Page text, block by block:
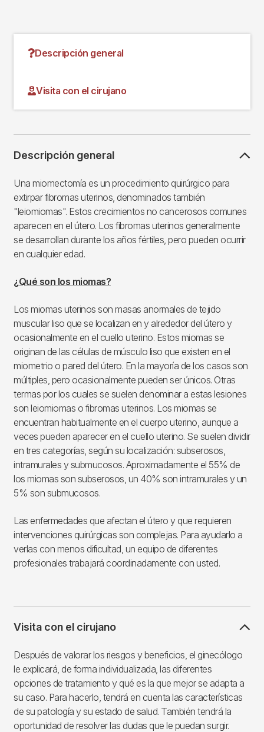
Descripción general
Visita con el cirujano
Descripción general
Una miomectomía es un procedimiento quirúrgico para
extirpar fibromas uterinos, denominados también
"leiomiomas". Estos crecimientos no cancerosos comunes
aparecen en el útero. Los fibromas uterinos generalmente
se desarrollan durante los años fértiles, pero pueden ocurrir
en cualquier edad.
¿Qué son los miomas?
Los miomas uterinos son masas anormales de tejido
muscular liso que se localizan en y alrededor del útero y
ocasionalmente en el cuello uterino. Estos miomas se
originan de las células de músculo liso que existen en el
miometrio o pared del útero. En la mayoría de los casos son
múltiples, pero ocasionalmente pueden ser únicos. Otras
termas por los cuales se suelen denominar a estas lesiones
son leiomiomas o fibromas uterinos. Los miomas se
encuentran habitualmente en el cuerpo uterino, aunque a
veces pueden aparecer en el cuello uterino. Se suelen dividir
en tres categorías, según su localización: subserosos,
intramurales y submucosos. Aproximadamente el 55% de
los miomas son subserosos, un 40% son intramurales y un
5% son submucosos.
Las enfermedades que afectan el útero y que requieren
intervenciones quirúrgicas son complejas. Para ayudarlo a
verlas con menos dificultad, un equipo de diferentes
profesionales trabajará coordinadamente con usted.
Visita con el cirujano
Después de valorar los riesgos y beneficios, el ginecólogo
le explicará, de forma individualizada, las diferentes
opciones de tratamiento y qué es la que mejor se adapta a
su caso. Para hacerlo, tendrá en cuenta las características
de su patología y su estado de salud. También tendrá la
oportunidad de resolver las dudas que le puedan surgir.